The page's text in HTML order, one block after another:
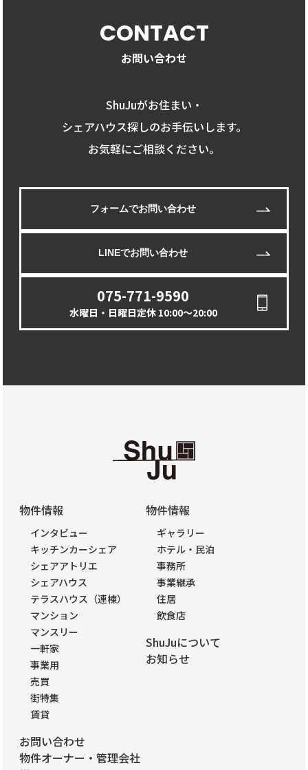
CONTACT
お問い合わせ
ShuJuがお住まい・
シェアハウス探しのお手伝いします。
お気軽にご相談ください。
フォームでお問い合わせ
LINEでお問い合わせ
075-771-9590
水曜日・日曜日定休 10:00〜20:00
物件情報
インタビュー
キッチンカーシェア
シェアアトリエ
シェアハウス
テラスハウス（連棟）
マンション
マンスリー
一軒家
事業用
売買
街特集
賃貸
物件情報
ギャラリー
ホテル・民泊
事務所
事業継承
住居
飲食店
ShuJuについて
お知らせ
お問い合わせ
物件オーナー・管理会社